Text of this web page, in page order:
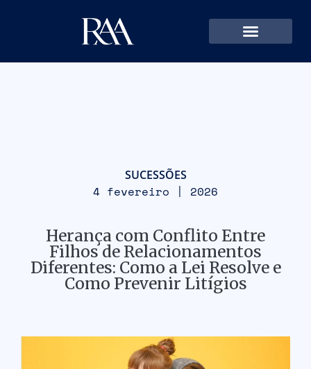
SUCESSÕES
4 fevereiro | 2026
Herança com Conflito Entre
Filhos de Relacionamentos
Diferentes: Como a Lei Resolve e
Como Prevenir Litígios